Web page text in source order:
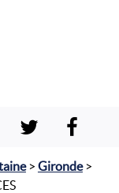
> Gironde>